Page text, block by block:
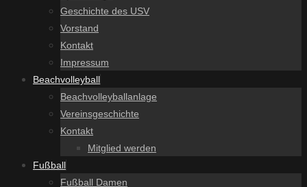
Geschichte des USV
Vorstand
Kontakt
Impressum
Beachvolleyball
Beachvolleyballanlage
Vereinsgeschichte
Kontakt
Mitglied werden
Fußball
Fußball Damen